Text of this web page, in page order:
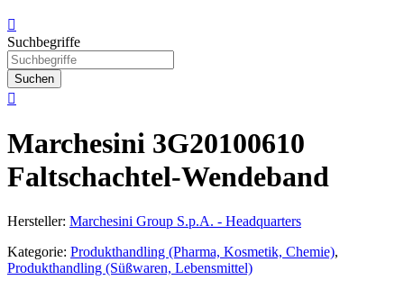

Suchbegriffe
Suchen

Marchesini 3G20100610
Faltschachtel-Wendeband
Hersteller: Marchesini Group S.p.A. - Headquarters
Kategorie: Produkthandling (Pharma, Kosmetik, Chemie),
Produkthandling (Süßwaren, Lebensmittel)